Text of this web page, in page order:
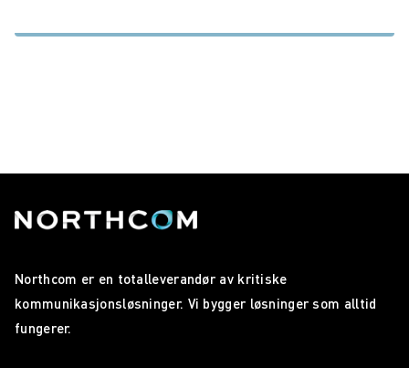
Northcom er en totalleverandør av kritiske
kommunikasjonsløsninger. Vi bygger løsninger som alltid
fungerer.